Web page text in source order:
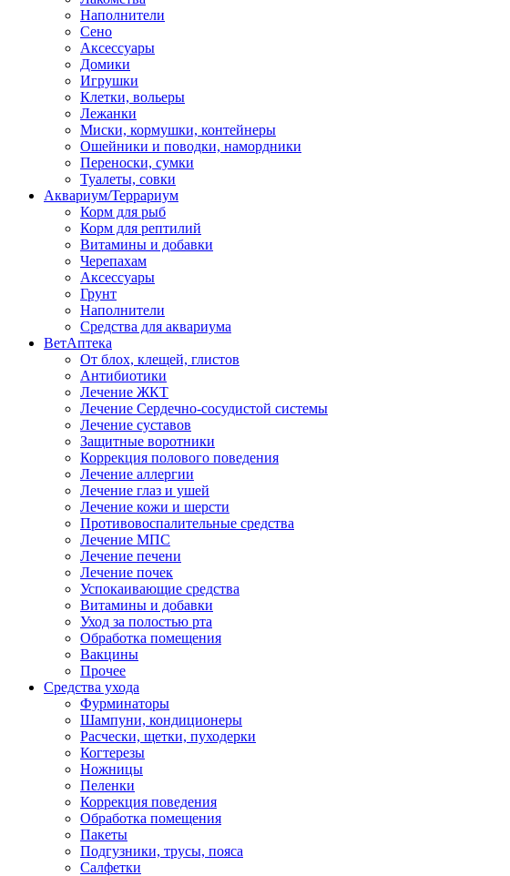
Наполнители
Сено
Аксессуары
Домики
Игрушки
Клетки, вольеры
Лежанки
Миски, кормушки, контейнеры
Ошейники и поводки, намордники
Переноски, сумки
Туалеты, совки
Аквариум/Террариум
Корм для рыб
Корм для рептилий
Витамины и добавки
Черепахам
Аксессуары
Грунт
Наполнители
Средства для аквариума
ВетАптека
От блох, клещей, глистов
Антибиотики
Лечение ЖКТ
Лечение Сердечно-сосудистой системы
Лечение суставов
Защитные воротники
Коррекция полового поведения
Лечение аллергии
Лечение глаз и ушей
Лечение кожи и шерсти
Противовоспалительные средства
Лечение МПС
Лечение печени
Лечение почек
Успокаивающие средства
Витамины и добавки
Уход за полостью рта
Обработка помещения
Вакцины
Прочее
Средства ухода
Фурминаторы
Шампуни, кондиционеры
Расчески, щетки, пуходерки
Когтерезы
Ножницы
Пеленки
Коррекция поведения
Обработка помещения
Пакеты
Подгузники, трусы, пояса
Салфетки